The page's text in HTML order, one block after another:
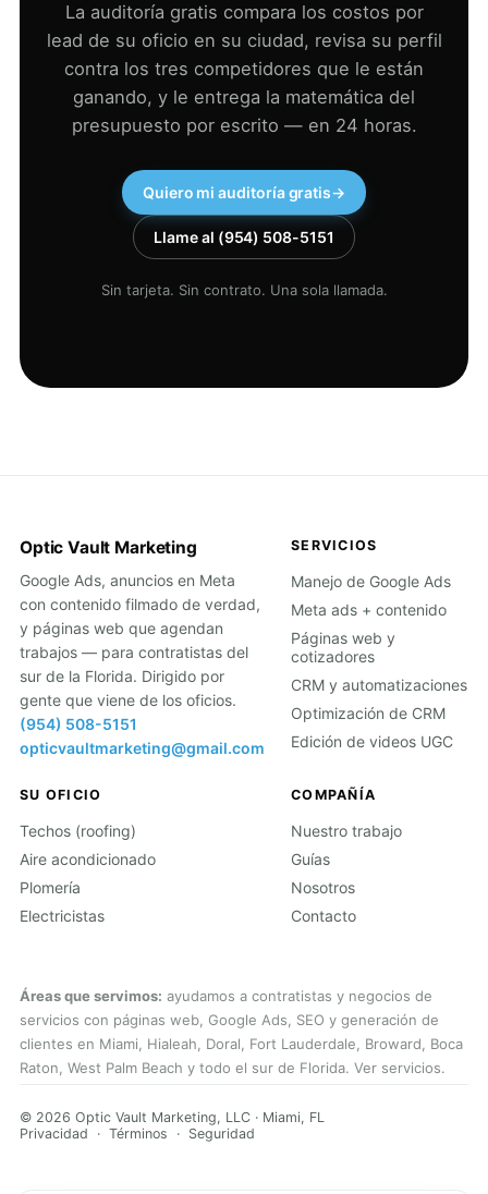
La auditoría gratis compara los costos por
lead de su oficio en su ciudad, revisa su perfil
contra los tres competidores que le están
ganando, y le entrega la matemática del
presupuesto por escrito — en 24 horas.
Quiero mi auditoría gratis→
Llame al (954) 508-5151
Sin tarjeta. Sin contrato. Una sola llamada.
Optic Vault Marketing
Google Ads, anuncios en Meta
con contenido filmado de verdad,
y páginas web que agendan
trabajos — para contratistas del
sur de la Florida. Dirigido por
gente que viene de los oficios.
(954) 508-5151
opticvaultmarketing@gmail.com
SERVICIOS
Manejo de Google Ads
Meta ads + contenido
Páginas web y
cotizadores
CRM y automatizaciones
Optimización de CRM
Edición de videos UGC
SU OFICIO
Techos (roofing)
Aire acondicionado
Plomería
Electricistas
COMPAÑÍA
Nuestro trabajo
Guías
Nosotros
Contacto
Áreas que servimos: ayudamos a contratistas y negocios de
servicios con páginas web, Google Ads, SEO y generación de
clientes en Miami, Hialeah, Doral, Fort Lauderdale, Broward, Boca
Raton, West Palm Beach y todo el sur de Florida. Ver servicios.
© 2026 Optic Vault Marketing, LLC · Miami, FL
Privacidad · Términos · Seguridad